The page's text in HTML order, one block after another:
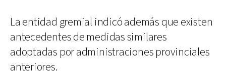
La entidad gremial indicó además que existen
antecedentes de medidas similares
adoptadas por administraciones provinciales
anteriores.